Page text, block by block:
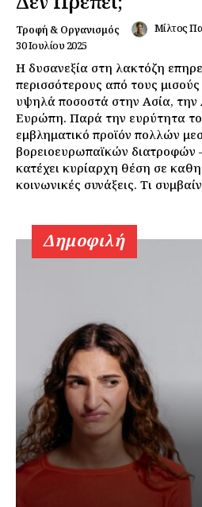
Τροφή & Οργανισμός Μίλτος
30 Ιουλίου 2025
Η δυσανεξία στη λακτόζη
περισσότερους από τους μισούς
υψηλά ποσοστά στην Ασία, την
Ευρώπη. Παρά την ευρύτητα
εμβληματικό προϊόν πολλών
βορειοευρωπαϊκών διατροφών
κατέχει κυρίαρχη θέση σε
κοινωνικές συνάξεις. Τι
Δημοφιλή